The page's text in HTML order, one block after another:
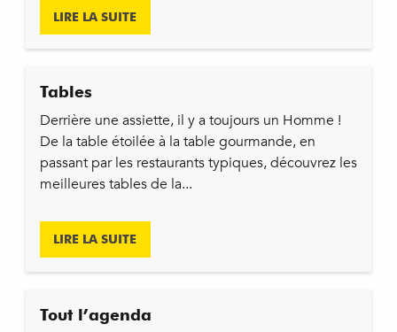
LIRE LA SUITE
Tables
Derrière une assiette, il y a toujours un Homme !
De la table étoilée à la table gourmande, en
passant par les restaurants typiques, découvrez les
meilleures tables de la...
LIRE LA SUITE
Tout l’agenda